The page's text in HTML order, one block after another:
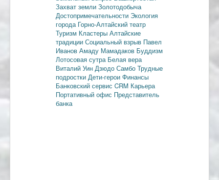
Захват земли Золотодобыча
Достопримечательности Экология
города Горно-Алтайский театр
Туризм Кластеры Алтайские
традиции Социальный взрыв Павел
Иванов Амаду Мамадаков Буддизм
Лотосовая сутра Белая вера
Виталий Уин Дзюдо Самбо Трудные
подростки Дети-герои Финансы
Банковский сервис CRM Карьера
Портативный офис Представитель
банка